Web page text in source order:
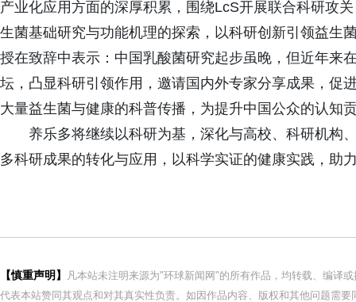
产业化应用方面的深厚积累，围绕LcS开展联合科研攻
生菌基础研究与功能机理的探索，以科研创新引领益生
授在致辞中表示：中国乳酸菌研究起步虽晚，但近年来
坛，凸显科研引领作用，邀请国内外专家分享成果，促
大量益生菌与健康的科普传播，为提升中国公众的认知
养乐多将继续以科研为基，深化与高校、科研机构
多科研成果的转化与应用，以科学实证的健康实践，助
【慎重声明】
凡本站未注明来源为"环球新闻网"的所有作品，均转载、编译
代表本站赞同其观点和对其真实性负责。如因作品内容、版权和其他问题需